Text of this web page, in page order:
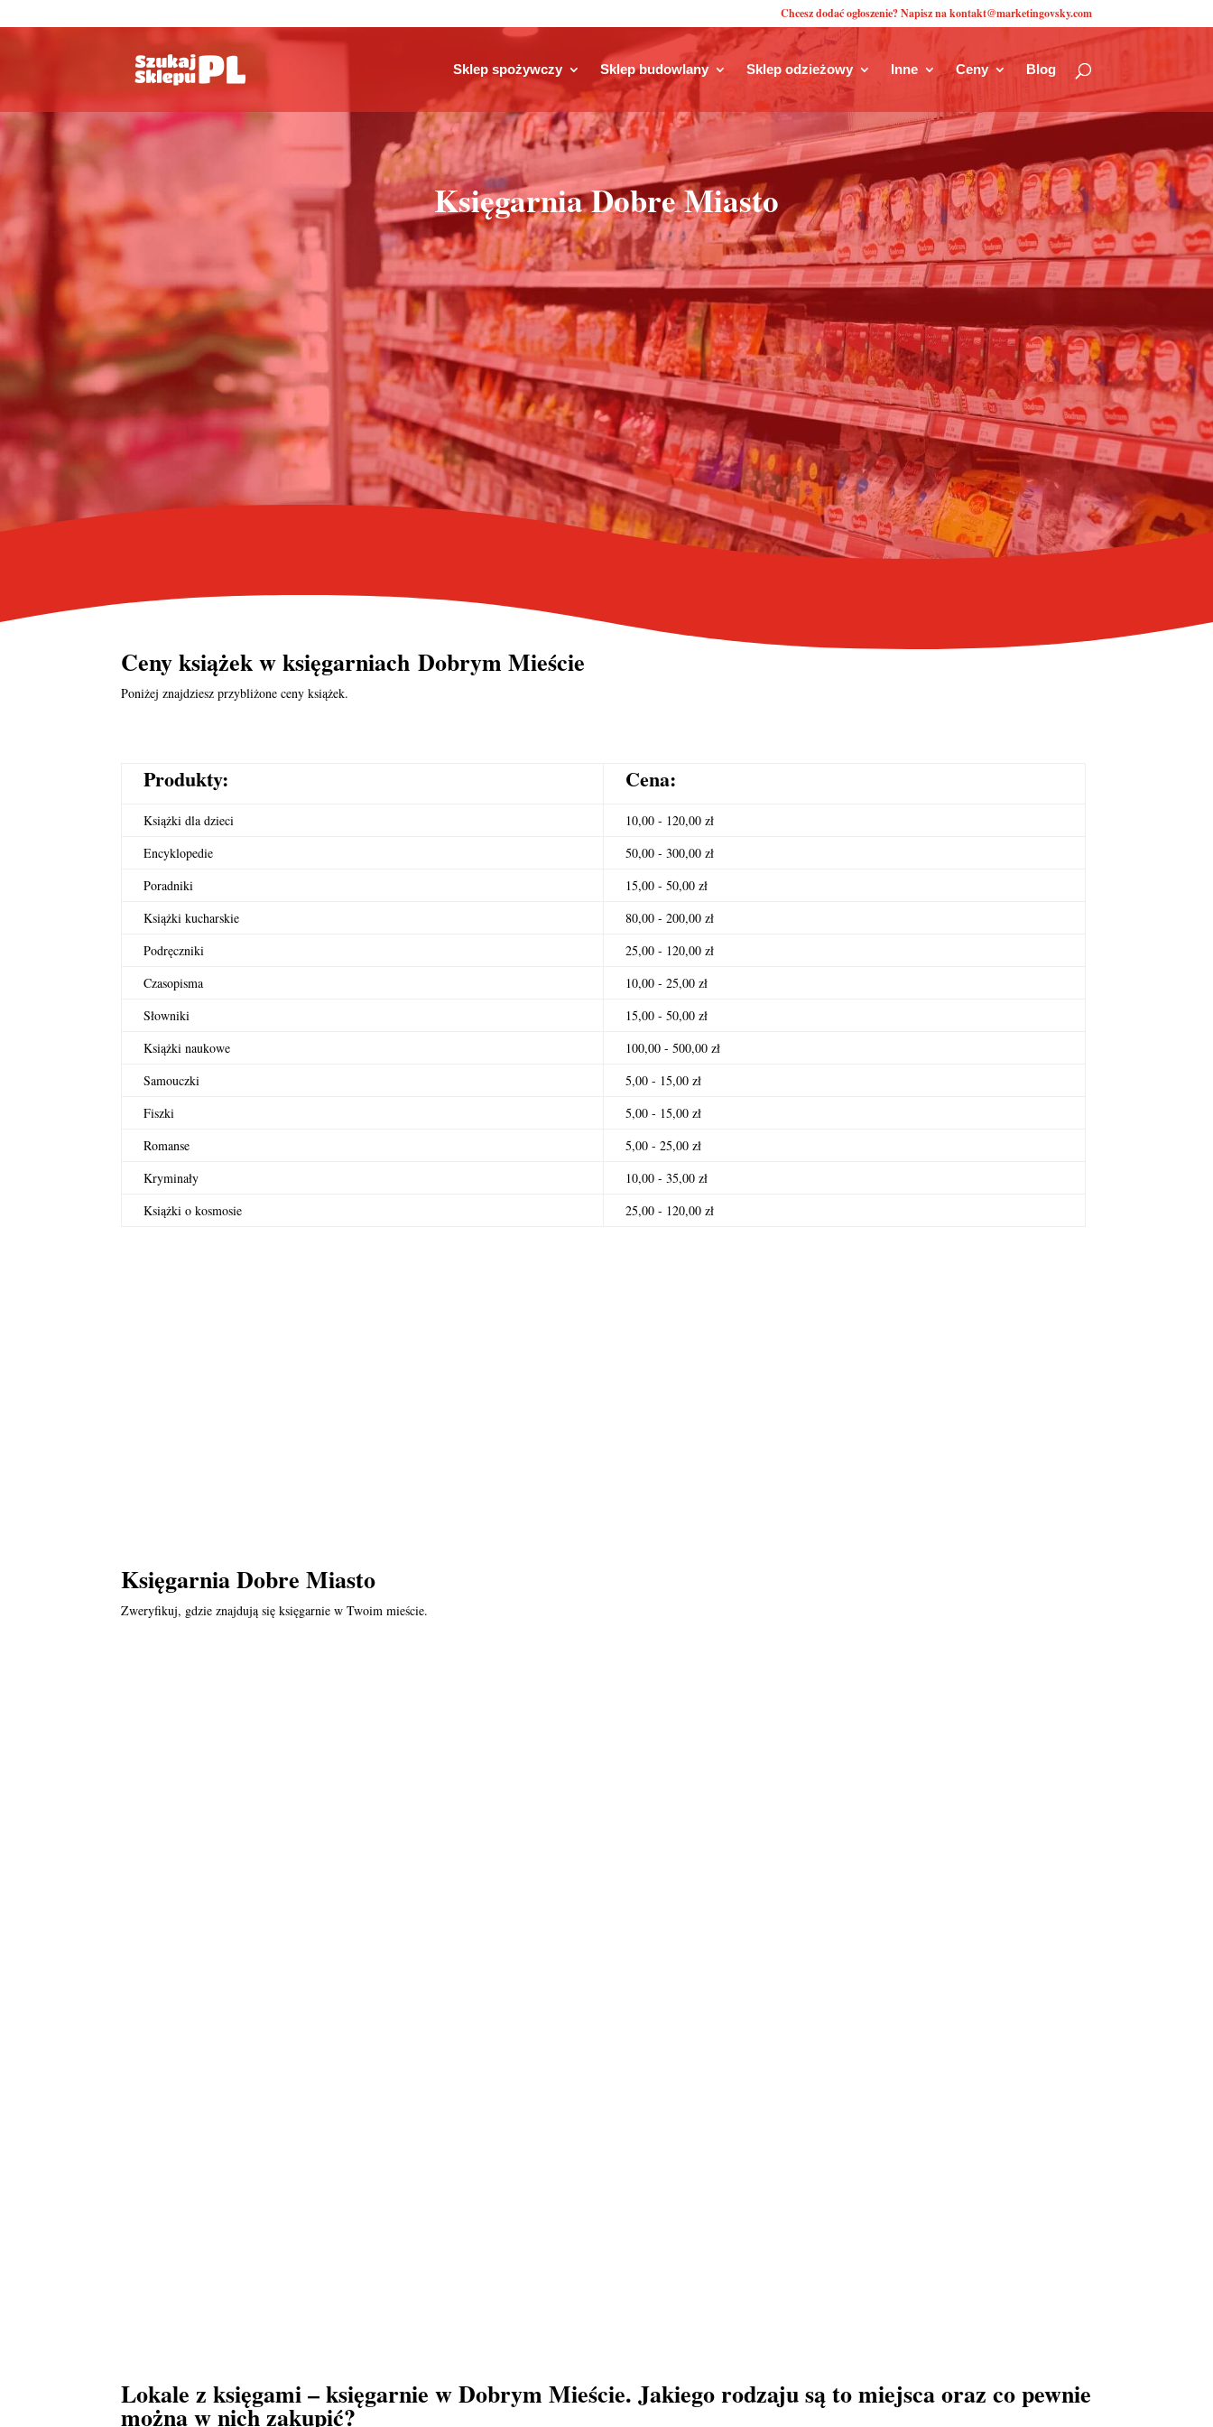
Chcesz dodać ogłoszenie? Napisz na kontakt@marketingovsky.com
Sklep spożywczy Sklep budowlany Sklep odzieżowy Inne Ceny Blog
Księgarnia Dobre Miasto
Ceny książek w księgarniach Dobrym Mieście
Poniżej znajdziesz przybliżone ceny książek.
Produkty: Cena:
Książki dla dzieci
10,00 - 120,00 zł
Encyklopedie
50,00 - 300,00 zł
Poradniki
15,00 - 50,00 zł
Książki kucharskie
80,00 - 200,00 zł
Podręczniki
25,00 - 120,00 zł
Czasopisma
10,00 - 25,00 zł
Słowniki
15,00 - 50,00 zł
Książki naukowe
100,00 - 500,00 zł
Samouczki
5,00 - 15,00 zł
Fiszki
5,00 - 15,00 zł
Romanse
5,00 - 25,00 zł
Kryminały
10,00 - 35,00 zł
Książki o kosmosie
25,00 - 120,00 zł
Księgarnia Dobre Miasto
Zweryfikuj, gdzie znajdują się księgarnie w Twoim mieście.
Lokale z księgami – księgarnie w Dobrym Mieście. Jakiego rodzaju są to miejsca oraz co pewnie
można w nich zakupić?